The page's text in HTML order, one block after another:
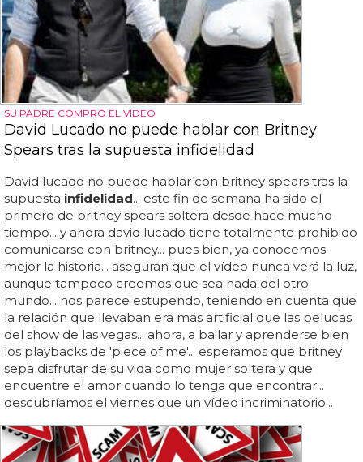
SU PADRE COMPRÓ EL VÍDEO
David Lucado no puede hablar con Britney
Spears tras la supuesta infidelidad
David lucado no puede hablar con britney spears tras la
supuesta infidelidad... este fin de semana ha sido el
primero de britney spears soltera desde hace mucho
tiempo... y ahora david lucado tiene totalmente prohibido
comunicarse con britney... pues bien, ya conocemos
mejor la historia... aseguran que el vídeo nunca verá la luz,
aunque tampoco creemos que sea nada del otro
mundo... nos parece estupendo, teniendo en cuenta que
la relación que llevaban era más artificial que las pelucas
del show de las vegas... ahora, a bailar y aprenderse bien
los playbacks de 'piece of me'... esperamos que britney
sepa disfrutar de su vida como mujer soltera y que
encuentre el amor cuando lo tenga que encontrar...
descubríamos el viernes que un vídeo incriminatorio...